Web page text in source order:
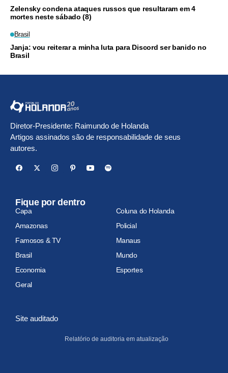
Zelensky condena ataques russos que resultaram em 4
mortes neste sábado (8)
Brasil
Janja: vou reiterar a minha luta para Discord ser banido no
Brasil
Diretor-Presidente: Raimundo de Holanda
Artigos assinados são de responsabilidade de seus
autores.
Fique por dentro
Capa
Coluna do Holanda
Amazonas
Policial
Famosos & TV
Manaus
Brasil
Mundo
Economia
Esportes
Geral
Site auditado
Relatório de auditoria em atualização